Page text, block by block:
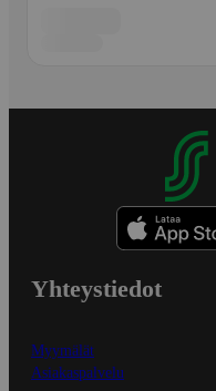
Yhteystiedot
Myymälät
Asiakaspalvelu